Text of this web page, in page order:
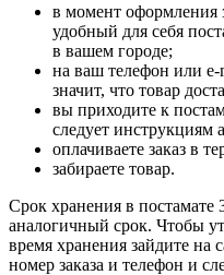
в момент оформления
удобный для себя
в вашем городе;
на ваш телефон или
значит, что товар
вы приходите к
следует инструкциям
оплачиваете заказ в
забираете товар.
Срок хранения в
аналогичный срок. Чтобы
время хранения зайдите на
номер заказа и телефон и